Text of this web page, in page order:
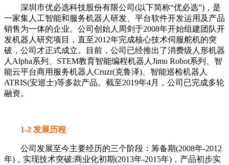
深圳市优必选科技股份有限公司(以下简称“优必选”)，是
一家集人工智能和服务机器人研发、平台软件开发运用及产品
销售为一体的企业。公司创始人周剑于2008年开始组建团队开
发机器人研究项目，直至2012年完成核心技术伺服舵机的突
破，公司才正式成立。目前，公司已经推出了消费级人形机器
人Alpha系列、STEM教育智能编程机器人Jimu Robot系列、智
能云平台商用服务机器人Cruzr(克鲁泽)、智能巡检机器人
ATRIS(安巡士)等多款产品。截至2019年4月，公司已完成多轮
融资。
1-2 发展历程
公司发展至今主要经历的三个阶段：筹备期(2008年-2012
年)，实现技术突破;商业化初期(2013年-2015年)，产品初步实